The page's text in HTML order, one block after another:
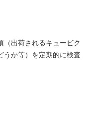
（出荷されるキュービク
うか等）を定期的に検査